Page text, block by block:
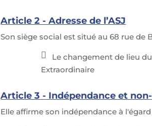
Article 2 - Adresse de l’ASJ
Son siège social est situé au 68 rue de
on
or
tri
Le changement de lieu
Extraordinaire
Article 3 - Indépendance et
Elle affirme son indépendance à